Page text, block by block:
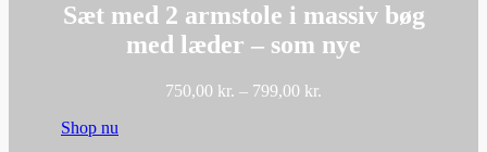
Sæt med 2 armstole i massiv bøg
med læder – som nye
750,00 kr. – 799,00 kr.
Shop nu